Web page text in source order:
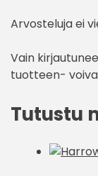
Arvosteluja ei
Vain
tuotteen-
Tutustu